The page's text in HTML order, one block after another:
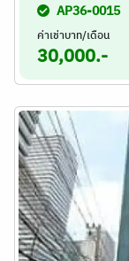
AP36-0015
ค่าเช่าบาท/เดือน
30,000.-